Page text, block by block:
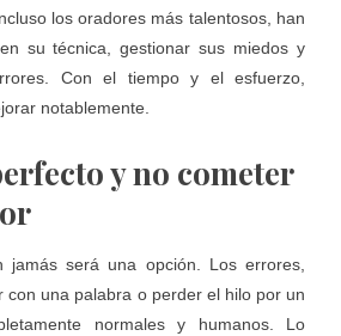
los oradores más talentosos, han
su técnica, gestionar sus miedos y
Con el tiempo y el esfuerzo,
notablemente.
y no cometer
jamás será una opción. Los errores,
con una palabra o perder el hilo por un
normales y humanos. Lo